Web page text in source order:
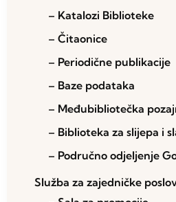
– Katalozi Biblioteke
– Čitaonice
– Periodične publikacije
– Baze podataka
– Međubibliotečka
– Biblioteka za slijepa i
– Područno odjeljenje
Služba za zajedničke